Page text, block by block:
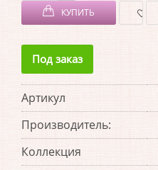
КУПИТЬ
Под заказ
Артикул
Производитель:
Коллекция